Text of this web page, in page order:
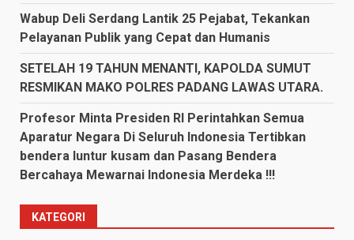
Wabup Deli Serdang Lantik 25 Pejabat, Tekankan
Pelayanan Publik yang Cepat dan Humanis
SETELAH 19 TAHUN MENANTI, KAPOLDA SUMUT
RESMIKAN MAKO POLRES PADANG LAWAS UTARA.
Profesor Minta Presiden RI Perintahkan Semua
Aparatur Negara Di Seluruh Indonesia Tertibkan
bendera luntur kusam dan Pasang Bendera
Bercahaya Mewarnai Indonesia Merdeka !!!
KATEGORI